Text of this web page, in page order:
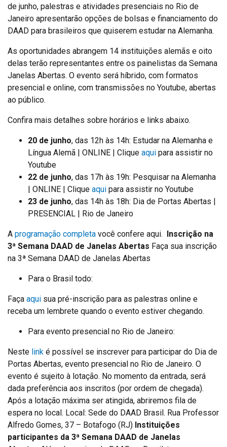
de junho, palestras e atividades presenciais no Rio de
Janeiro apresentarão opções de bolsas e financiamento do
DAAD para brasileiros que quiserem estudar na Alemanha.
As oportunidades abrangem 14 instituições alemãs e oito
delas terão representantes entre os painelistas da Semana
Janelas Abertas. O evento será híbrido, com formatos
presencial e online, com transmissões no Youtube, abertas
ao público.
Confira mais detalhes sobre horários e links abaixo.
20 de junho, das 12h às 14h: Estudar na Alemanha e
Língua Alemã | ONLINE | Clique aqui para assistir no
Youtube
22 de junho, das 17h às 19h: Pesquisar na Alemanha
| ONLINE | Clique aqui para assistir no Youtube
23 de junho, das 14h às 18h: Dia de Portas Abertas |
PRESENCIAL | Rio de Janeiro
A programação completa você confere aqui.
Inscrição na
3ª Semana DAAD de Janelas Abertas Faça sua inscrição
na 3ª Semana DAAD de Janelas Abertas
Para o Brasil todo:
Faça aqui sua pré-inscrição para as palestras online e
receba um lembrete quando o evento estiver chegando.
Para evento presencial no Rio de Janeiro:
Neste link é possível se inscrever para participar do Dia de
Portas Abertas, evento presencial no Rio de Janeiro. O
evento é sujeito à lotação. No momento da entrada, será
dada preferência aos inscritos (por ordem de chegada).
Após a lotação máxima ser atingida, abriremos fila de
espera no local. Local: Sede do DAAD Brasil. Rua Professor
Alfredo Gomes, 37 – Botafogo (RJ) Instituições
participantes da 3ª Semana DAAD de Janelas